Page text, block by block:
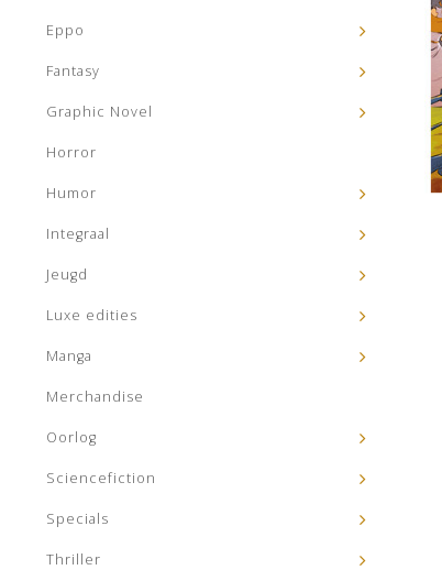
Eppo
Fantasy
Graphic Novel
Horror
Humor
Integraal
Jeugd
Luxe edities
Manga
Merchandise
Oorlog
Sciencefiction
Specials
Thriller